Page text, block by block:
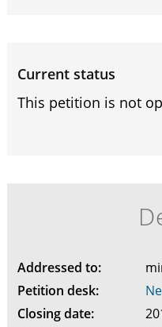
Current status
This petition is not
Addressed to:
Petition desk:
Closing date: